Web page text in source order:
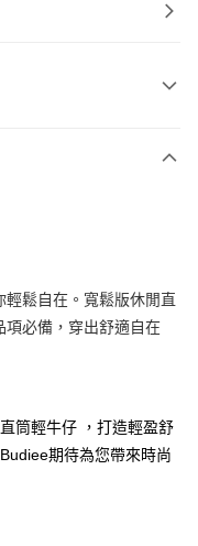
鬆自在。寬鬆版休閒直
項必備，穿出舒適自在
筒輕牛仔 ，打造輕盈舒
期待為您帶來時尚